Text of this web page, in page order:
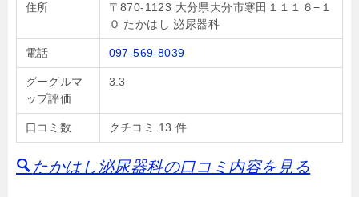
住所
〒870-1123 大分県大分市寒田１１１６−１
０ たかはし 泌尿器科
電話 097-569-8039
グーグルマ
ップ評価
3.3
口コミ数 クチコミ 13 件
たかはし泌尿器科の口コミ内容を見る